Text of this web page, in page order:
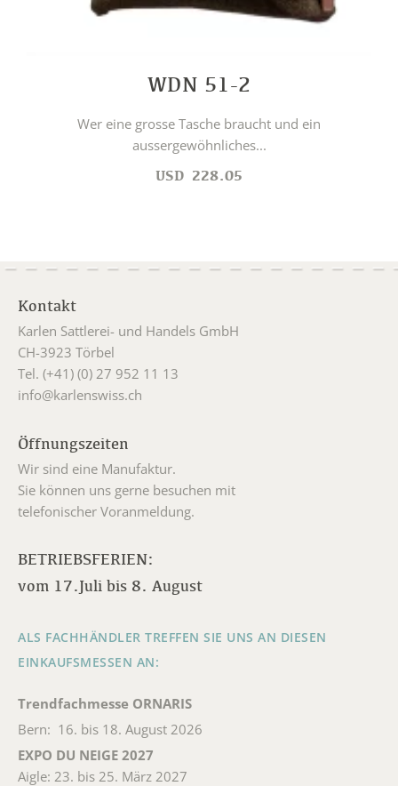
WDN 51-2
Wer eine grosse Tasche braucht und ein
aussergewöhnliches...
USD 228.05
Kontakt
Karlen Sattlerei- und Handels GmbH
CH-3923 Törbel
Tel. (+41) (0) 27 952 11 13
info@karlenswiss.ch
Öffnungszeiten
Wir sind eine Manufaktur.
Sie können uns gerne besuchen mit
telefonischer Voranmeldung.
BETRIEBSFERIEN:
vom 17.Juli bis 8. August
ALS FACHHÄNDLER TREFFEN SIE UNS AN DIESEN
EINKAUFSMESSEN AN:
Trendfachmesse ORNARIS
Bern: 16. bis 18. August 2026
EXPO DU NEIGE 2027
Aigle: 23. bis 25. März 2027